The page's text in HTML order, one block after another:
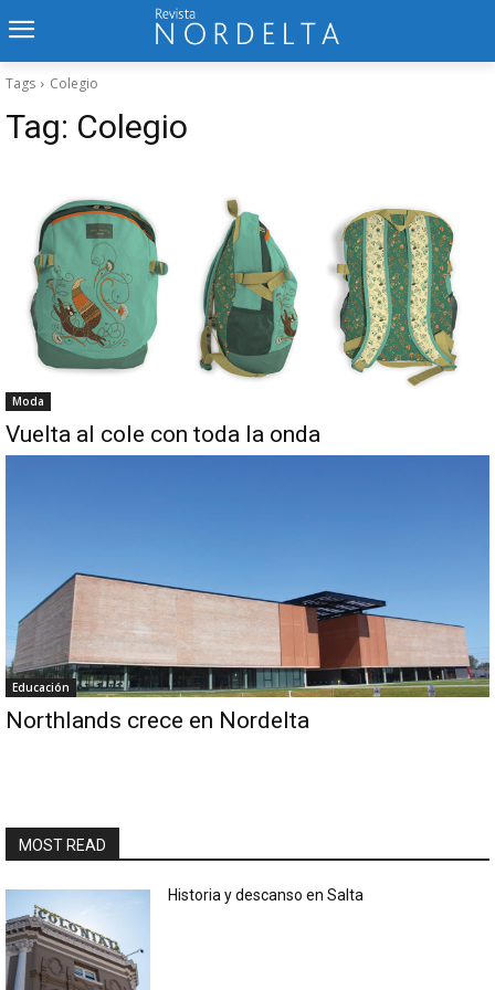
Tags Colegio
Tag: Colegio
Moda
Vuelta al cole con toda la onda
Educación
Northlands crece en Nordelta
MOST READ
Historia y descanso en Salta